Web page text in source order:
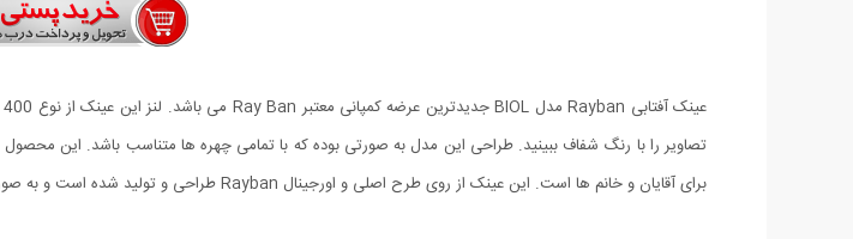
تصاویر را با رنگ شفاف ببینید. طراحی این مدل به صورتی بوده که با تمامی چهره ها متناسب باشد. این محصول
برای آقایان و خانم ها است. این عینک از روی طرح اصلی و اورجینال Rayban طراحی و تولید شده است و به صورت های کپی می باشد.